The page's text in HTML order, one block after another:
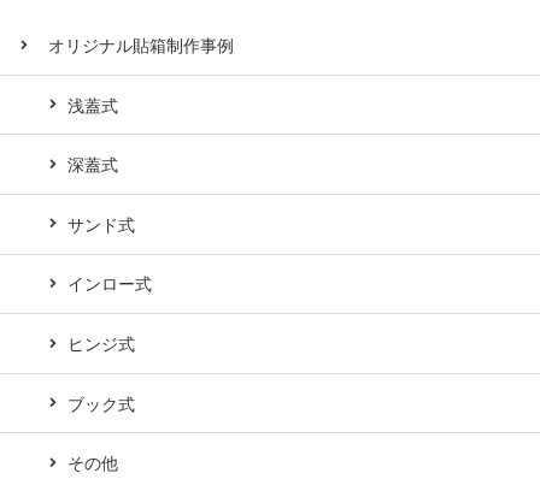
オリジナル貼箱制作事例
浅蓋式
深蓋式
サンド式
インロー式
ヒンジ式
ブック式
その他